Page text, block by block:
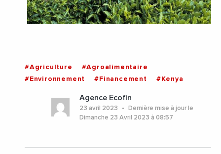
#Agriculture
#Agroalimentaire
#Environnement
#Financement #Kenya
Agence Ecofin
23 avril 2023
Dernière mise à jour le
Dimanche 23 Avril 2023 à 08:57